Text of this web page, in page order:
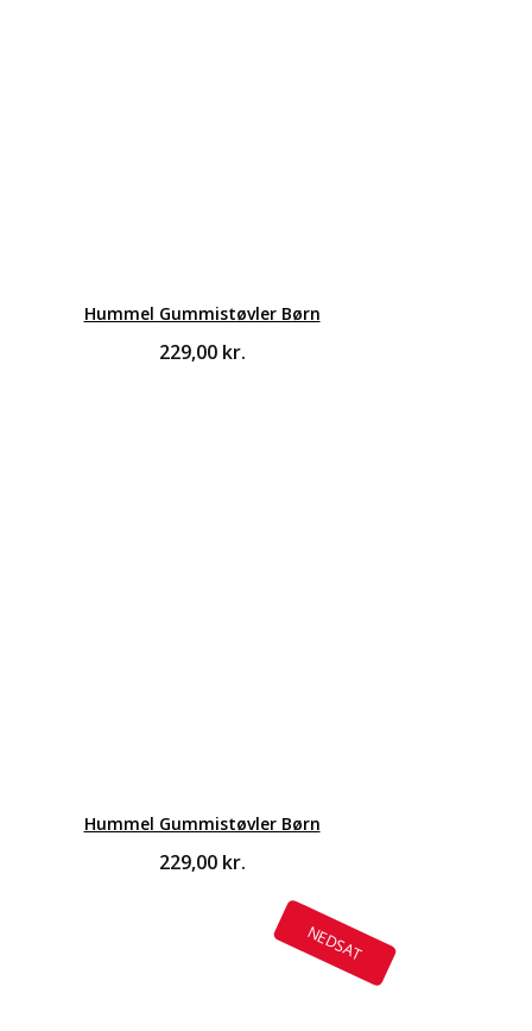
Hummel Gummistøvler Børn
229,00 kr.
Hummel Gummistøvler Børn
229,00 kr.
NEDSAT